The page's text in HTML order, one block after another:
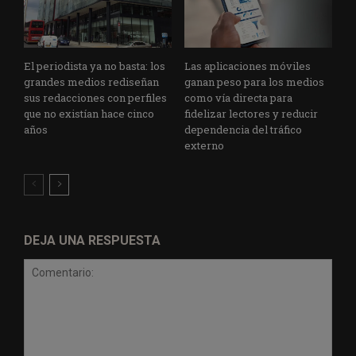
El periodista ya no basta: los
grandes medios rediseñan
sus redacciones con perfiles
que no existían hace cinco
años
Las aplicaciones móviles
ganan peso para los medios
como vía directa para
fidelizar lectores y reducir
dependencia del tráfico
externo
DEJA UNA RESPUESTA